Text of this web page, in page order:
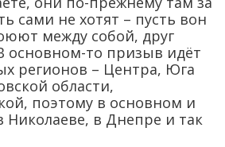
сами не хотят – пусть вон
между собой, друг
основном-то призыв идёт
регионов – Центра, Юга
области,
поэтому в основном и
Николаеве, в Днепре и так